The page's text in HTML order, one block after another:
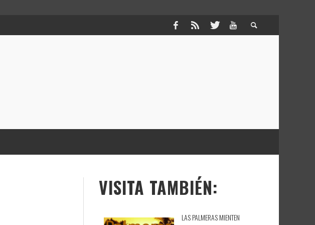
VISITA TAMBIÉN:
LAS PALMERAS MIENTEN